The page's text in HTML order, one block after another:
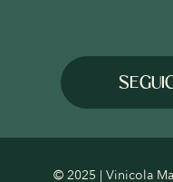
© 2025 | Vinicola